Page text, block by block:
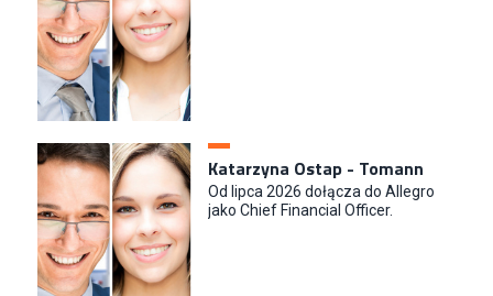
Katarzyna Ostap - Tomann
Od lipca 2026 dołącza do Allegro
jako Chief Financial Officer.